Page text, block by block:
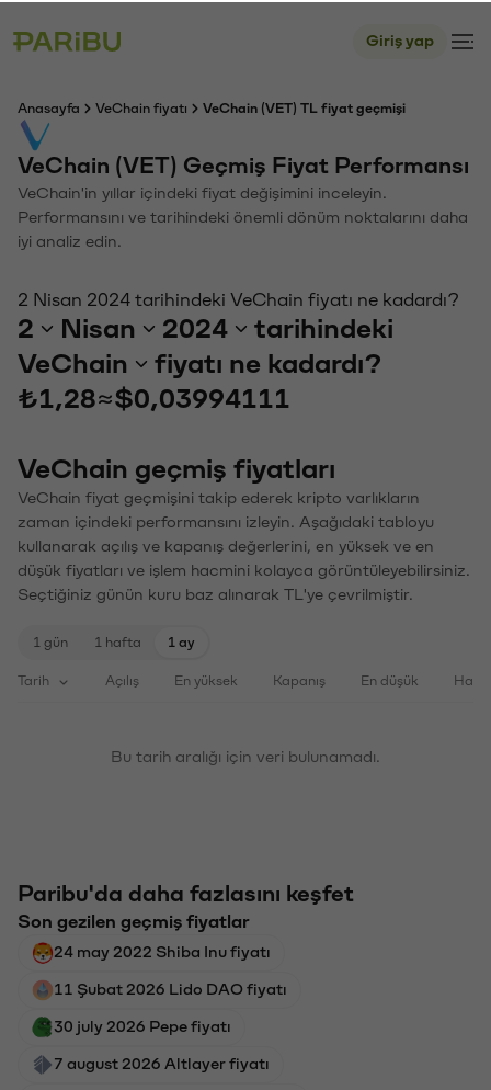
Giriş yap
Anasayfa VeChain fiyatı VeChain (VET) TL fiyat geçmişi
VeChain (VET) Geçmiş Fiyat Performansı
VeChain'in yıllar içindeki fiyat değişimini inceleyin.
Performansını ve tarihindeki önemli dönüm noktalarını daha
iyi analiz edin.
2 Nisan 2024 tarihindeki VeChain fiyatı ne kadardı?
2 Nisan 2024
tarihindeki
VeChain
fiyatı ne kadardı?
₺1,28≈$0,03994111
VeChain geçmiş fiyatları
VeChain fiyat geçmişini takip ederek kripto varlıkların
zaman içindeki performansını izleyin. Aşağıdaki tabloyu
kullanarak açılış ve kapanış değerlerini, en yüksek ve en
düşük fiyatları ve işlem hacmini kolayca görüntüleyebilirsiniz.
Seçtiğiniz günün kuru baz alınarak TL'ye çevrilmiştir.
1 gün 1 hafta 1 ay
Tarih Açılış En yüksek Kapanış En düşük
Bu tarih aralığı için veri bulunamadı.
Paribu'da daha fazlasını keşfet
Son gezilen geçmiş fiyatlar
24 may 2022 Shiba Inu fiyatı
11 Şubat 2026 Lido DAO fiyatı
30 july 2026 Pepe fiyatı
7 august 2026 Altlayer fiyatı